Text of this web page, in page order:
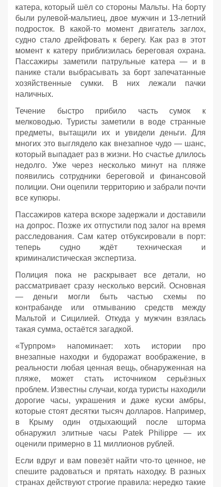
катера, который шёл со стороны Мальты. На борту
были рулевой‑мальтиец, двое мужчин и 13‑летний
подросток. В какой‑то момент двигатель заглох,
судно стало дрейфовать к берегу. Как раз в этот
момент к катеру приблизилась береговая охрана.
Пассажиры заметили патрульные катера — и в
панике стали выбрасывать за борт запечатанные
хозяйственные сумки. В них лежали пачки
наличных.
Течение быстро прибило часть сумок к
мелководью. Туристы заметили в воде странные
предметы, вытащили их и увидели деньги. Для
многих это выглядело как внезапное чудо — шанс,
который выпадает раз в жизни. Но счастье длилось
недолго. Уже через несколько минут на пляже
появились сотрудники береговой и финансовой
полиции. Они оцепили территорию и забрали почти
все купюры.
Пассажиров катера вскоре задержали и доставили
на допрос. Позже их отпустили под залог на время
расследования. Сам катер отбуксировали в порт:
теперь судно ждёт техническая и
криминалистическая экспертиза.
Полиция пока не раскрывает все детали, но
рассматривает сразу несколько версий. Основная
— деньги могли быть частью схемы по
контрабанде или отмыванию средств между
Мальтой и Сицилией. Откуда у мужчин взялась
такая сумма, остаётся загадкой.
«Турпром» напоминает: хоть истории про
внезапные находки и будоражат воображение, в
реальности любая ценная вещь, обнаруженная на
пляже, может стать источником серьёзных
проблем. Известны случаи, когда туристы находили
дорогие часы, украшения и даже куски амбры,
которые стоят десятки тысяч долларов. Например,
в Крыму один отдыхающий после шторма
обнаружил элитные часы Patek Philippe — их
оценили примерно в 11 миллионов рублей.
Если вдруг и вам повезёт найти что‑то ценное, не
спешите радоваться и прятать находку. В разных
странах действуют строгие правила: нередко такие